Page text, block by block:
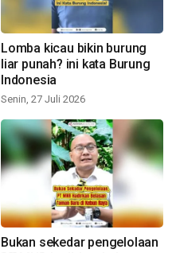
Lomba kicau bikin burung
liar punah? ini kata Burung
Indonesia
Senin, 27 Juli 2026
Bukan sekedar pengelolaan